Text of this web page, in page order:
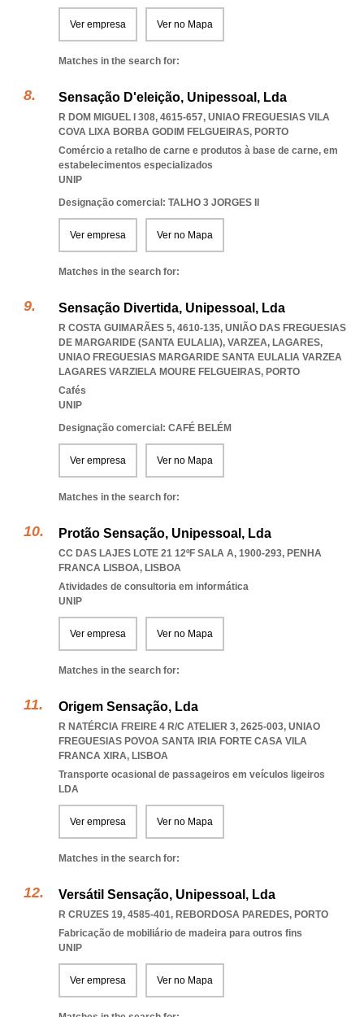
Ver empresa Ver no Mapa
Matches in the search for:
Sensação D'eleição, Unipessoal, Lda
R DOM MIGUEL I 308, 4615-657, UNIAO FREGUESIAS VILA
COVA LIXA BORBA GODIM FELGUEIRAS, PORTO
Comércio a retalho de carne e produtos à base de carne, em
estabelecimentos especializados
UNIP
Designação comercial: TALHO 3 JORGES II
Ver empresa Ver no Mapa
Matches in the search for:
Sensação Divertida, Unipessoal, Lda
R COSTA GUIMARÃES 5, 4610-135, UNIÃO DAS FREGUESIAS
DE MARGARIDE (SANTA EULALIA), VARZEA, LAGARES,
UNIAO FREGUESIAS MARGARIDE SANTA EULALIA VARZEA
LAGARES VARZIELA MOURE FELGUEIRAS, PORTO
Cafés
UNIP
Designação comercial: CAFÉ BELÉM
Ver empresa Ver no Mapa
Matches in the search for:
Protão Sensação, Unipessoal, Lda
CC DAS LAJES LOTE 21 12ºF SALA A, 1900-293, PENHA
FRANCA LISBOA, LISBOA
Atividades de consultoria em informática
UNIP
Ver empresa Ver no Mapa
Matches in the search for:
Origem Sensação, Lda
R NATÉRCIA FREIRE 4 R/C ATELIER 3, 2625-003, UNIAO
FREGUESIAS POVOA SANTA IRIA FORTE CASA VILA
FRANCA XIRA, LISBOA
Transporte ocasional de passageiros em veículos ligeiros
LDA
Ver empresa Ver no Mapa
Matches in the search for:
Versátil Sensação, Unipessoal, Lda
R CRUZES 19, 4585-401, REBORDOSA PAREDES, PORTO
Fabricação de mobiliário de madeira para outros fins
UNIP
Ver empresa Ver no Mapa